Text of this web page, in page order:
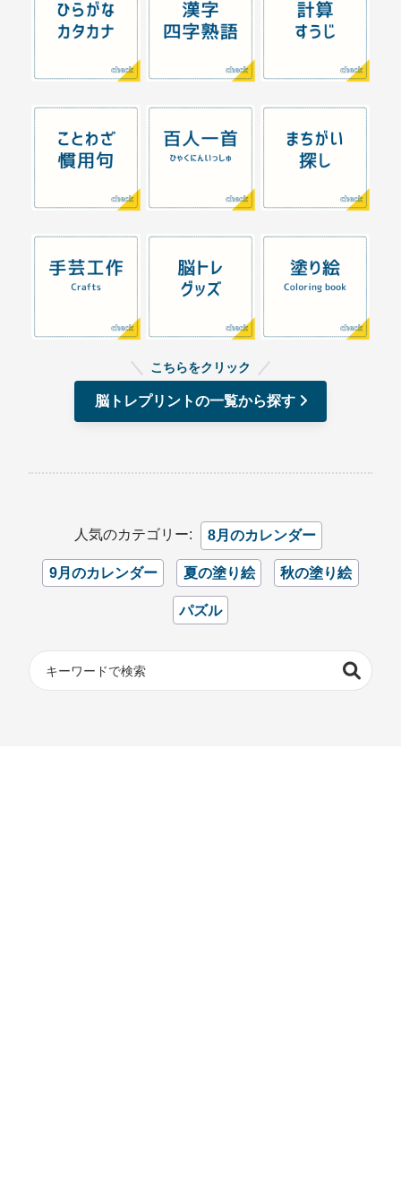
こちらをクリック
脳トレプリントの一覧から探す
人気のカテゴリー: 8月のカレンダー
9月のカレンダー 夏の塗り絵 秋の塗り絵
パズル